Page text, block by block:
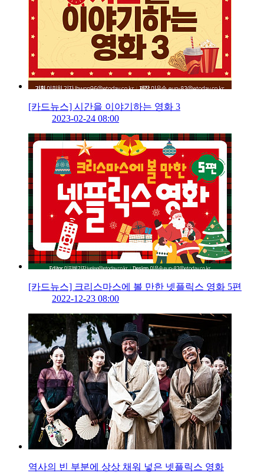
[카드뉴스] 시간을 이야기하는 영화 3
2023-02-24 08:00
[카드뉴스] 크리스마스에 볼 만한 넷플릭스 영화 5편
2022-12-23 08:00
역사의 빈 부분에 상상 채워 넣은 넷플릭스 영화